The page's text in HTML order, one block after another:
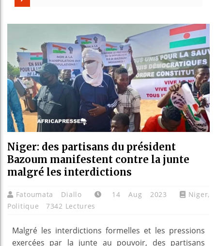
Bénin :
Aliko
Niger: des partisans du président
Bazoum manifestent contre la junte
malgré les interdictions
Fatoumata Diallo 14 Aug 2023 Niger,
Politique
7342 Lectures
Malgré les interdictions formelles et les pressions
exercées par la junte au pouvoir, des partisans